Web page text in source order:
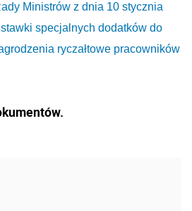
Ministrów z dnia 10 stycznia
specjalnych dodatków do
ryczałtowe pracowników